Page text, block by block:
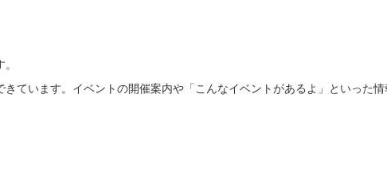
ています。イベントの開催案内や「こんなイベントがあるよ」といった情